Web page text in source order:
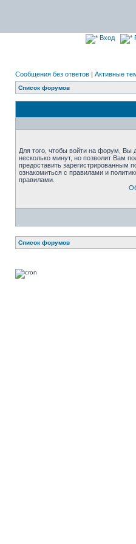
Вход
Сообщения без ответов | Активные
Список форумов
Для того, чтобы войти на форум, Вы
несколько минут, но позволит Вам
предоставить зарегистрированным
ознакомиться с правилами и
правилами.
Список форумов